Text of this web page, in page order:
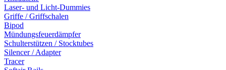
Laser- und Licht-Dummies
Griffe / Griffschalen
Bipod
Mündungsfeuerdämpfer
Schulterstützen / Stocktubes
Silencer / Adapter
Tracer